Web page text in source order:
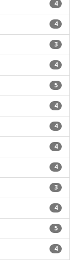
4
4
3
4
5
4
4
4
4
3
4
5
4